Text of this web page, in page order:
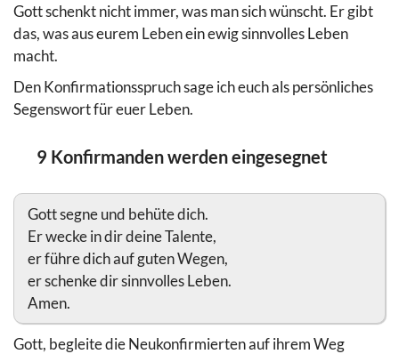
Gott schenkt nicht immer, was man sich wünscht. Er gibt
das, was aus eurem Leben ein ewig sinnvolles Leben
macht.
Den Konfirmationsspruch sage ich euch als persönliches
Segenswort für euer Leben.
9 Konfirmanden werden eingesegnet
Gott segne und behüte dich.
Er wecke in dir deine Talente,
er führe dich auf guten Wegen,
er schenke dir sinnvolles Leben.
Amen.
Gott, begleite die Neukonfirmierten auf ihrem Weg